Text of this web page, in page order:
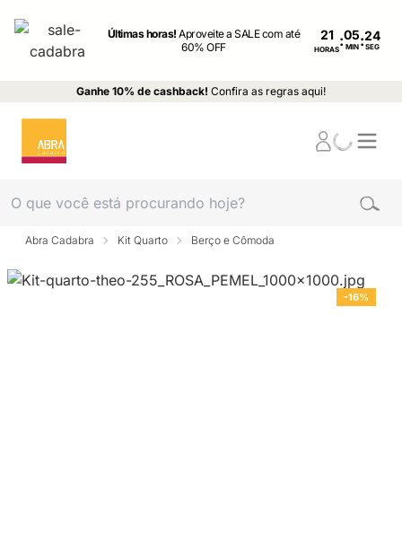
Últimas horas!Aproveite a SALE com até
60% OFF
21
HORAS: MIN : SEG
Ganhe 10% de cashback! Confira as regras aqui!
Abra Cadabra Kit Quarto Berço e Cômoda
-16%